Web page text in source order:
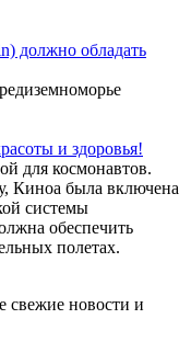
должно обладать
и здоровья!
для космонавтов.
Киноа была включена
системы
обеспечить
полетах.
свежие новости и